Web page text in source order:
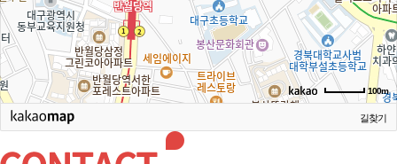
100m
길찾기